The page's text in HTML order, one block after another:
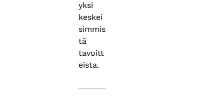
yksi
keskei
simmis
tä
tavoitt
eista.